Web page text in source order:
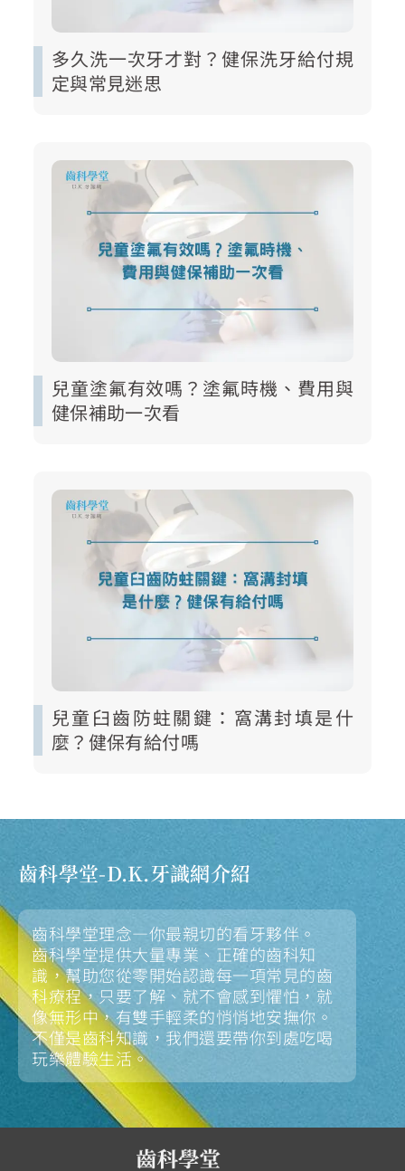
多久洗一次牙才對？健保洗牙給付規
定與常見迷思
兒童塗氟有效嗎？塗氟時機、費用與
健保補助一次看
兒童臼齒防蛀關鍵：窩溝封填是什
麼？健保有給付嗎
齒科學堂-D.K.牙識網介紹
齒科學堂理念—你最親切的看牙夥伴。
齒科學堂提供大量專業、正確的齒科知
識，幫助您從零開始認識每一項常見的齒
科療程，只要了解、就不會感到懼怕，就
像無形中，有雙手輕柔的悄悄地安撫你。
不僅是齒科知識，我們還要帶你到處吃喝
玩樂體驗生活。